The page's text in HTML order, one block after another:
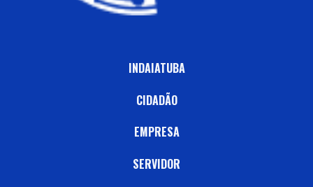
INDAIATUBA
CIDADÃO
EMPRESA
SERVIDOR